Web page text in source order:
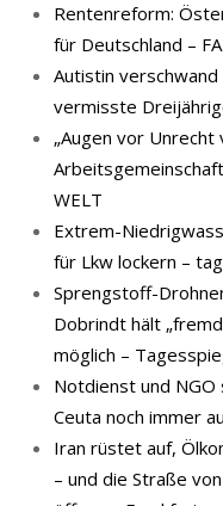
Rentenreform:
für Deutschland –
Autistin
vermisste
„Augen vor Unrecht
WELT
Extrem-
für Lkw lockern –
Sprengstoff-
Dobrindt hält
möglich –
Notdienst und NGO
Ceuta noch immer
Iran rüstet auf,
– und die Straße